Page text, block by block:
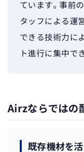
ています。事前
タッフによる運
できる技術力に
ト進行に集中で
Airzならではの
既存機材を